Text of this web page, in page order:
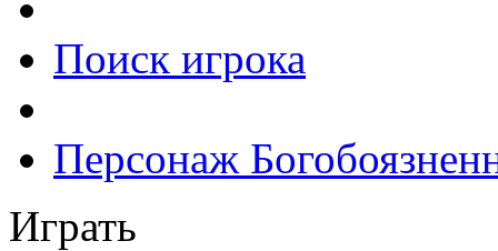
Поиск игрока
Персонаж
Играть